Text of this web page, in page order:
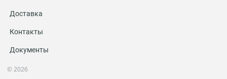
Доставка
Контакты
Документы
© 2026